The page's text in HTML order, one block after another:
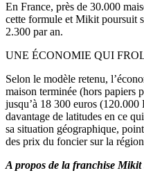
En France, près de 30.000
cette formule et Mikit poursuit
2.300 par an.
UNE ÉCONOMIE QUI
Selon le modèle retenu,
maison terminée (hors papiers
jusqu’à 18 300 euros
davantage de latitudes en ce
sa situation géographique,
des prix du foncier sur la
A propos de la franchise Mikit